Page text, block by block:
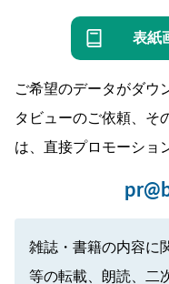
表紙
ご希望のデータがダウ
タビューのご依頼、そ
は、直接プロモーショ
雑誌・書籍の内容に
等の転載、朗読、二